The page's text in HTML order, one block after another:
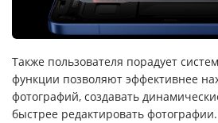
Также пользователя порадует
функции позволяют эффективнее
фотографий, создавать
быстрее редактировать